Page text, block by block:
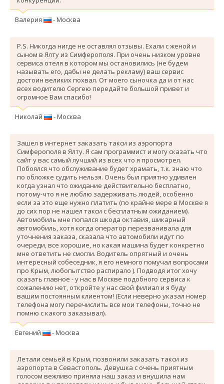
Валерия - Москва
P.S. Никогда нигде не оставлял отзывы. Ехали с женой и
сыном в Ялту из Симферополя. При очень низком уровне
сервиса отеля в котором мы остановились (не будем
называть его, дабы не делать рекламу) ваш сервис
достоин великих похвал. От моего сыночка да и от нас
всех водителю Сергею передайте большой привет и
огромное Вам спасибо!
Николай - Москва
Зашел в интернет заказать такси из аэропорта
Симферополя в Ялту. Я сам программист и могу сказать что
сайт у вас самый лучший из всех что я просмотрел.
Побоялся что обслуживание будет храмать, т.к. знаю что
по обложке судить нельзя. Очень был приятно удивлен
когда узнал что ожидание действительно бесплатно,
потому-что я не люблю задерживать людей, особенно
если за это еще нужно платить (по крайне мере в Москве я
до сих пор не нашел такси с бесплатным ожиданием).
Автомобиль мне попался шкода октавия, шикарный
автомобиль, хотя когда оператор перезванивала для
уточнения заказа, сказала что автомобили идут по
очереди, все хорошие, но какая машина будет конкретно
мне ответить не смогли. Водитель опрятный и очень
интересный собеседник, я его немного помучал вопросами
про Крым, любопытство распирало ). Подводя итог хочу
сказать главное - у нас в Москве подобного сервиса к
сожалению нет, откройте у нас свой филиал и я буду
вашим постоянным клиентом! (Если неверно указал номер
телефона могу перечислить все мои телефоны, точно не
помню с какого заказывал).
Евгений - Москва
Летали семьей в Крым, позвонили заказать такси из
аэропорта в Севастополь. Девушка с очень приятным
голосом вежливо приняла наш заказ и внушила нам